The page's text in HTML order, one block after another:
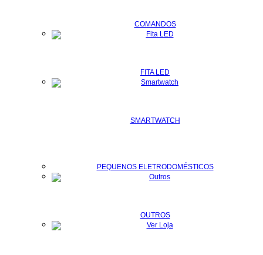
COMANDOS
FITA LED
SMARTWATCH
PEQUENOS ELETRODOMÉSTICOS
OUTROS